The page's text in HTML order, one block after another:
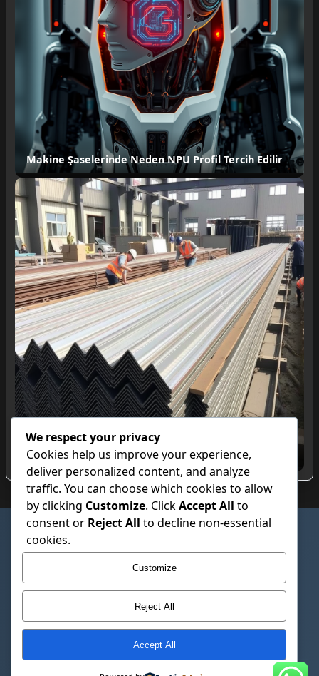
Makine Şaselerinde Neden NPU Profil Tercih Edilir
Özel Hadve Tasarımlı Beton Altı Trapez Sac
Modelleri
SAYFALAR
Çerez Politikası
Gizlilik Politikası
Hakkımızda
We respect your privacy
Cookies help us improve your experience,
deliver personalized content, and analyze
traffic. You can choose which cookies to allow
by clicking Customize. ClickAccept All to
consent or Reject All to decline non-essential
cookies.
Customize
Reject All
Accept All